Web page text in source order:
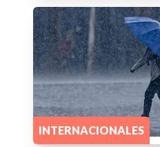
INTERNACIONALES